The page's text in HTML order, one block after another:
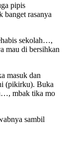
pipis
banget rasanya
sekolah…,
mau di bersihkan
masuk dan
(pikirku). Buka
mbak tika mo
sambil